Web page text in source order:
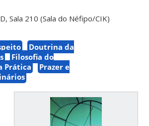
Sala 210 (Sala do Néfipo/CIK)
Doutrina da
Filosofia do
Prática
Prazer e